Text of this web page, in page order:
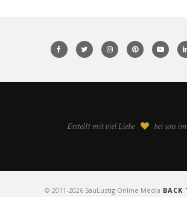
Erstellt mit viel Liebe bei uns
©️ 2011-2026 SauLustig Online Media BACK